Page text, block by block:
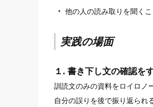
他の人の読み取りを聞く
実践の場面
１. 書き下し文の確認を
訓読文のみの資料をロイロノ
自分の誤りを後で振り返られ